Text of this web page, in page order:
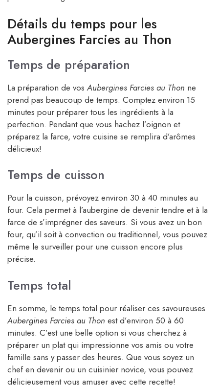
Détails du temps pour les
Aubergines Farcies au Thon
Temps de préparation
La préparation de vosAubergines Farcies au Thon ne
prend pas beaucoup de temps. Comptez environ 15
minutes pour préparer tous les ingrédients à la
perfection. Pendant que vous hachez l’oignon et
préparez la farce, votre cuisine se remplira d’arômes
délicieux!
Temps de cuisson
Pour la cuisson, prévoyez environ 30 à 40 minutes au
four. Cela permet à l’aubergine de devenir tendre et à la
farce de s’imprégner des saveurs. Si vous avez un bon
four, qu’il soit à convection ou traditionnel, vous pouvez
même le surveiller pour une cuisson encore plus
précise.
Temps total
En somme, le temps total pour réaliser ces savoureuses
Aubergines Farcies au Thon est d’environ 50 à 60
minutes. C’est une belle option si vous cherchez à
préparer un plat qui impressionne vos amis ou votre
famille sans y passer des heures. Que vous soyez un
chef en devenir ou un cuisinier novice, vous pouvez
délicieusement vous amuser avec cette recette!